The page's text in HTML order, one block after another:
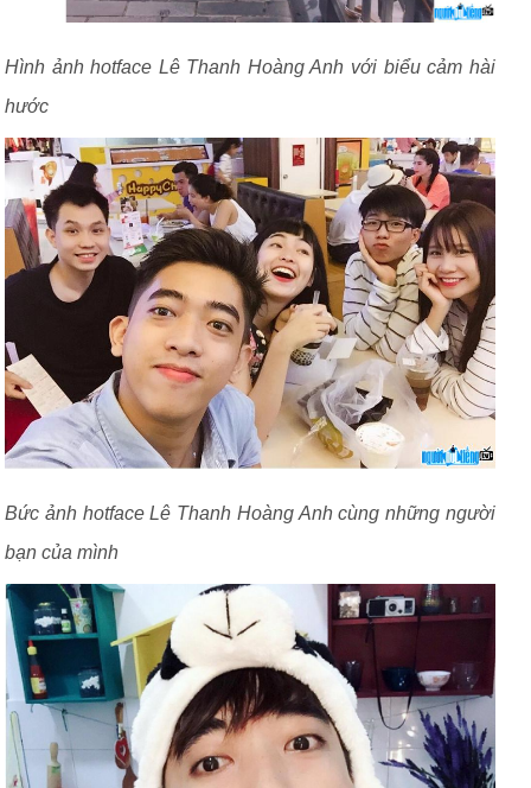
Hình ảnh hotface Lê Thanh Hoàng Anh với biểu cảm hài
hước
Bức ảnh hotface Lê Thanh Hoàng Anh cùng những người
bạn của mình